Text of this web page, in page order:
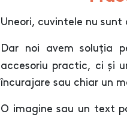
Uneori, cuvintele nu
Dar noi avem soluția
accesoriu practic, ci și
încurajare sau chiar un
O imagine sau un text